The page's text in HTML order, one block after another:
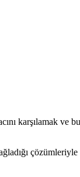
karşılamak ve